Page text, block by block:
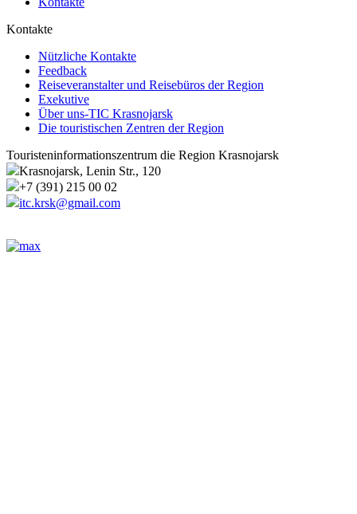
Kontakte
Nützliche Kontakte
Feedback
Reiseveranstalter und Reisebüros der Region
Exekutive
Über uns-TIC Krasnojarsk
Die touristischen Zentren der Region
Touristeninformationszentrum die Region Krasnojarsk
Krasnojarsk, Lenin Str., 120
+7 (391) 215 00 02
itc.krsk@gmail.com